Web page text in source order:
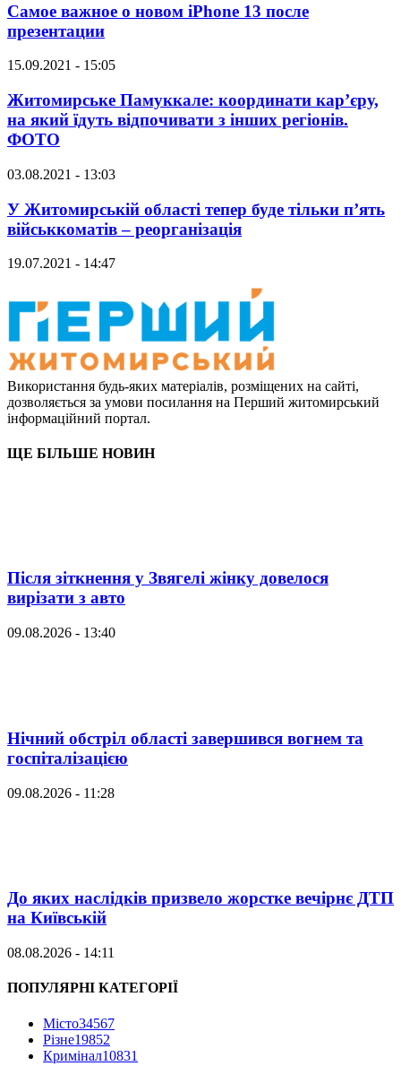
Самое важное о новом iPhone 13 после
презентации
15.09.2021 - 15:05
Житомирське Памуккале: координати кар’єру,
на який їдуть відпочивати з інших регіонів.
ФОТО
03.08.2021 - 13:03
У Житомирській області тепер буде тільки п’ять
військкоматів – реорганізація
19.07.2021 - 14:47
Використання будь-яких матеріалів, розміщених на сайті,
дозволяється за умови посилання на Перший житомирський
інформаційний портал.
ЩЕ БІЛЬШЕ НОВИН
Після зіткнення у Звягелі жінку довелося
вирізати з авто
09.08.2026 - 13:40
Нічний обстріл області завершився вогнем та
госпіталізацією
09.08.2026 - 11:28
До яких наслідків призвело жорстке вечірнє ДТП
на Київській
08.08.2026 - 14:11
ПОПУЛЯРНІ КАТЕГОРІЇ
Місто34567
Різне19852
Кримінал10831